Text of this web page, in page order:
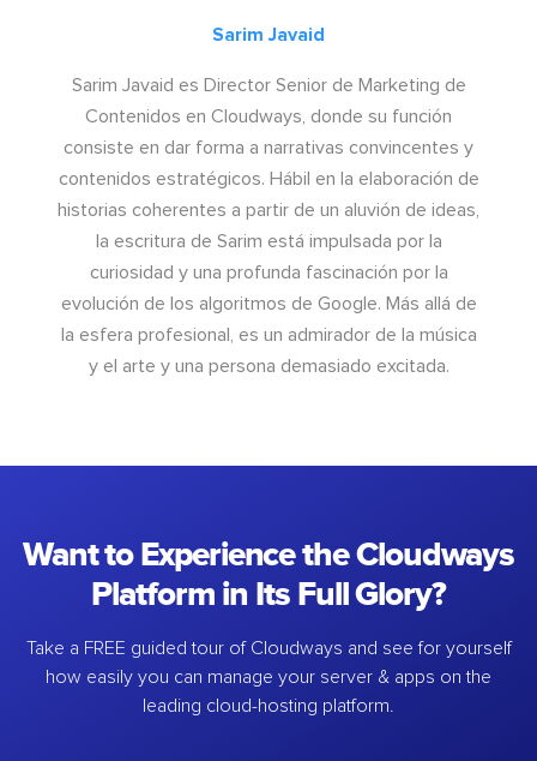
Sarim Javaid
Sarim Javaid es Director Senior de Marketing de
Contenidos en Cloudways, donde su función
consiste en dar forma a narrativas convincentes y
contenidos estratégicos. Hábil en la elaboración de
historias coherentes a partir de un aluvión de ideas,
la escritura de Sarim está impulsada por la
curiosidad y una profunda fascinación por la
evolución de los algoritmos de Google. Más allá de
la esfera profesional, es un admirador de la música
y el arte y una persona demasiado excitada.
Want to Experience the Cloudways
Platform in Its Full Glory?
Take a FREE guided tour of Cloudways and see for yourself
how easily you can manage your server & apps on the
leading cloud-hosting platform.